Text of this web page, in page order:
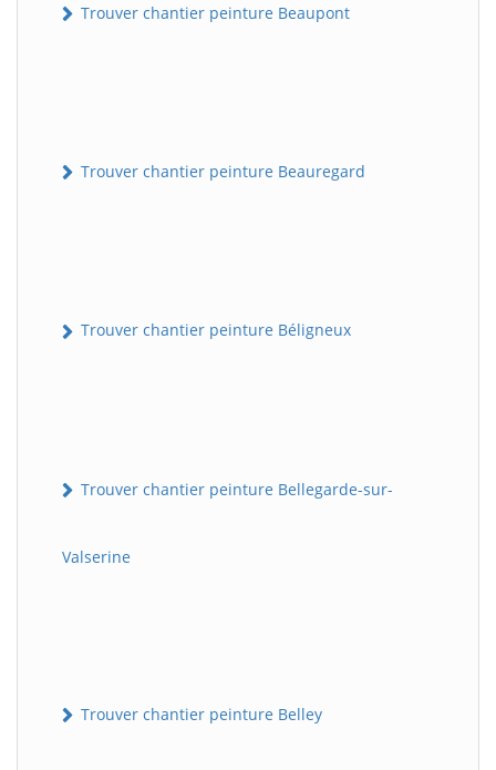
Trouver chantier peinture Beaupont
Trouver chantier peinture Beauregard
Trouver chantier peinture Béligneux
Trouver chantier peinture Bellegarde-sur-
Valserine
Trouver chantier peinture Belley